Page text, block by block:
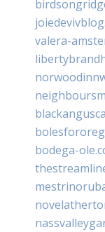
valera-
bodega-